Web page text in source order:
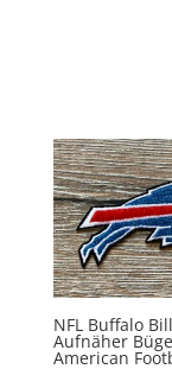
NFL Buffalo
Aufnäher
American